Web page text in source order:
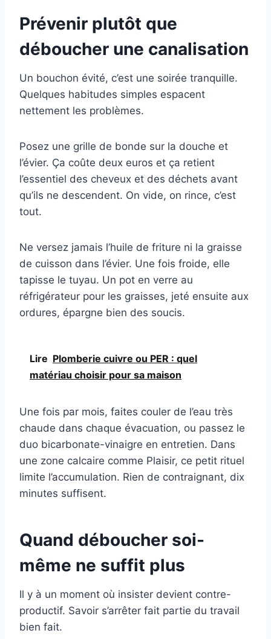
Prévenir plutôt que
déboucher une canalisation
Un bouchon évité, c’est une soirée tranquille.
Quelques habitudes simples espacent
nettement les problèmes.
Posez une grille de bonde sur la douche et
l’évier. Ça coûte deux euros et ça retient
l’essentiel des cheveux et des déchets avant
qu’ils ne descendent. On vide, on rince, c’est
tout.
Ne versez jamais l’huile de friture ni la graisse
de cuisson dans l’évier. Une fois froide, elle
tapisse le tuyau. Un pot en verre au
réfrigérateur pour les graisses, jeté ensuite aux
ordures, épargne bien des soucis.
Lire Plomberie cuivre ou PER : quel
matériau choisir pour sa maison
Une fois par mois, faites couler de l’eau très
chaude dans chaque évacuation, ou passez le
duo bicarbonate-vinaigre en entretien. Dans
une zone calcaire comme Plaisir, ce petit rituel
limite l’accumulation. Rien de contraignant, dix
minutes suffisent.
Quand déboucher soi-
même ne suffit plus
Il y à un moment où insister devient contre-
productif. Savoir s’arrêter fait partie du travail
bien fait.